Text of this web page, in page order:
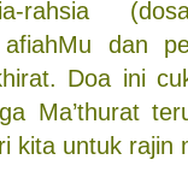
rahsia
dan
Doa ini
Ma’thurat
kita untuk rajin